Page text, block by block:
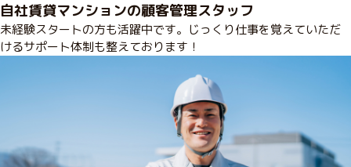
自社賃貸マンションの顧客管理スタッフ
未経験スタートの方も活躍中です。じっくり仕事を覚えていただ
けるサポート体制も整えております！